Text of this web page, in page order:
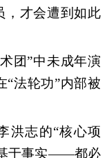
， 才会遭到如此
团”中未成年演
“法轮功”内部被
洪志的“核心项
于事实——都必